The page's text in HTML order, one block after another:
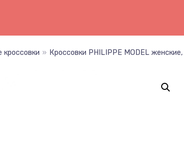
» Кроссовки PHILIPPE MODEL